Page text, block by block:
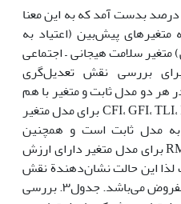
در این پژوهش ضریب تعیین ۸۰ درصد بدست آمد که به این معنا
پیش‌بین (اعتیاد به
سلامت هیجانی – اجتماعی
برای بررسی نقش تعدیل‌گری
دو مدل ثابت و متغیر با هم
مقایسه شد. با توجه به اینکه CFI، GFI، TLI، IFI برای مدل متغیر
مدل ثابت است و همچنین
شاخص‌های CMIN/DF و RMSEA برای مدل متغیر دارای ارزش
این حالت نشان‌دهندة نقش
تعدیل‌گری ذهن‌اگاهی در مدل مفروض می‌باشد. جدول۳. بررسی